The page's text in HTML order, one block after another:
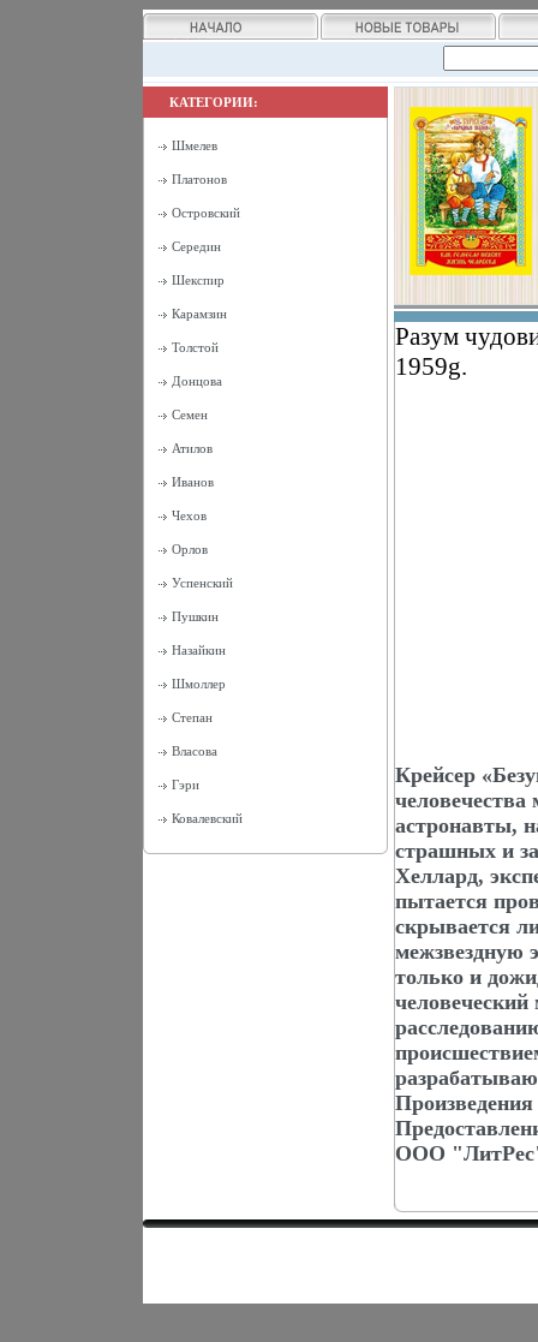
КАТЕГОРИИ:
Шмелев
Платонов
Островский
Середин
Шекспир
Карамзин
Толстой
Донцова
Семен
Атилов
Иванов
Чехов
Орлов
Успенский
Пушкин
Назайкин
Шмоллер
Степан
Власова
Гэри
Ковалевский
Разум
1959g.
Крейсер
человечества
астронавты,
страшных и
Хеллард,
пытается
скрывается
межзвездную
только и
ООО